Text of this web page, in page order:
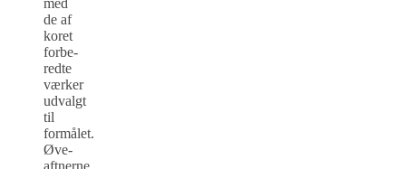
de af
koret
forbe­
redte
værker
udvalgt
til
formålet.
Øve-
aftnerne